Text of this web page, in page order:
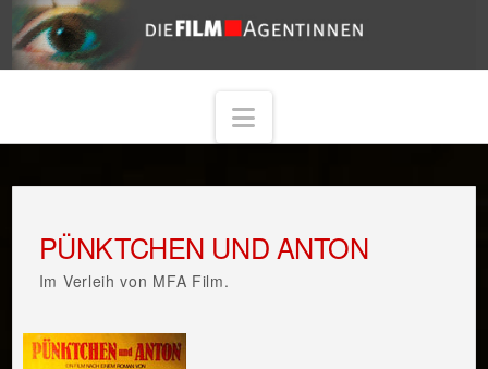
Navigation
PÜNKTCHEN UND ANTON
Im Verleih von MFA Film.